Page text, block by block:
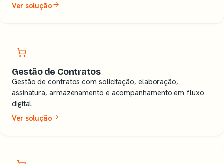
Ver solução
Gestão de Contratos
Gestão de contratos com solicitação, elaboração,
assinatura, armazenamento e acompanhamento em fluxo
digital.
Ver solução